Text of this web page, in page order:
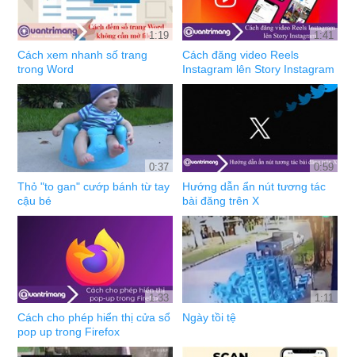
1:19
Cách xem nhanh số trang
trong Word
1:41
Cách đăng video Reels
Instagram lên Story Instagram
0:37
Thỏ "to gan" cướp bánh từ tay
cậu bé
0:59
Hướng dẫn ẩn nút tương tác
bài đăng trên X
1:33
Cách cho phép hiển thị cửa sổ
pop up trong Firefox
1:11
Ngày tồi tệ